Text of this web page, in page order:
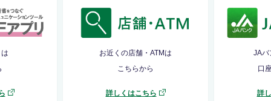
お近くの店舗・ATMは
こちらから
詳しくはこちら
JAバ
口
詳